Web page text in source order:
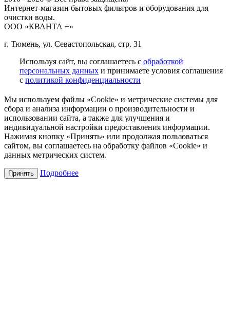
Интернет-магазин бытовых фильтров и оборудования для
очистки воды.
ООО «КВАНТА +»
г. Тюмень, ул. Севастопольская, стр. 31
Используя сайт, вы соглашаетесь с обработкой
персональных данных и принимаете условия соглашения
с политикой конфиденциальности
Мы используем файлы «Cookie» и метрические системы для
сбора и анализа информации о производительности и
использовании сайта, а также для улучшения и
индивидуальной настройки предоставления информации.
Нажимая кнопку «Принять» или продолжая пользоваться
сайтом, вы соглашаетесь на обработку файлов «Cookie» и
данных метрических систем.
Принять Подробнее